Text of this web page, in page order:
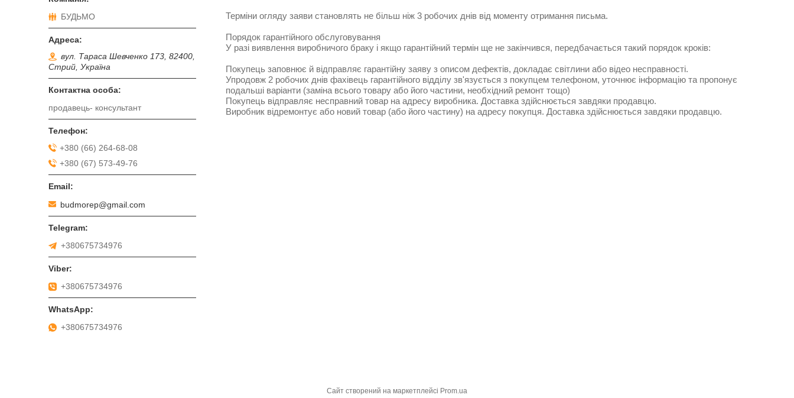
Терміни огляду заяви становлять не більш ніж 3 робочих днів від моменту отримання письма.
Порядок гарантійного обслуговування
У разі виявлення виробничого браку і якщо гарантійний термін ще не закінчився, передбачається такий порядок кроків:
Покупець заповнює й відправляє гарантійну заяву з описом дефектів, докладає світлини або відео несправності.
Упродовж 2 робочих днів фахівець гарантійного відділу зв'язується з покупцем телефоном, уточнює інформацію та пропонує
подальші варіанти (заміна всього товару або його частини, необхідний ремонт тощо)
Покупець відправляє несправний товар на адресу виробника. Доставка здійснюється завдяки продавцю.
Виробник відремонтує або новий товар (або його частину) на адресу покупця. Доставка здійснюється завдяки продавцю.
БУДЬМО
вул. Тараса Шевченко 173, 82400,
Стрий, Україна
продавець- консультант
+380 (66) 264-68-08
+380 (67) 573-49-76
budmorep@gmail.com
+380675734976
+380675734976
+380675734976
Сайт створений на маркетплейсі Prom.ua